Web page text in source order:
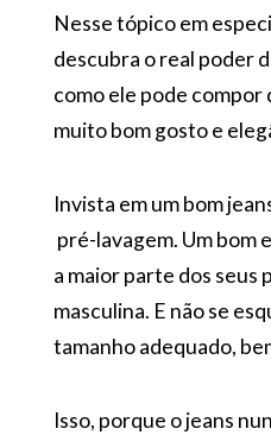
Nesse tópico em
descubra o real poder
como ele pode compor
muito bom gosto e
Invista em um bom
pré-lavagem. Um bom
a maior parte dos seus
masculina. E não se
tamanho adequado,
Isso, porque o jeans